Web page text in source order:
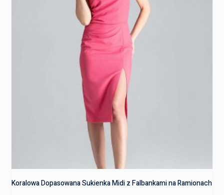
Koralowa Dopasowana Sukienka Midi z Falbankami na Ramionach